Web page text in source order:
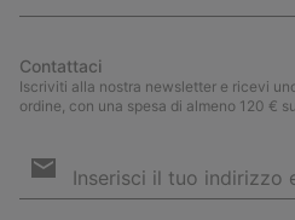
Contattaci
Iscriviti alla nostra newsletter e ricevi
ordine, con una spesa di almeno 120 €
e-